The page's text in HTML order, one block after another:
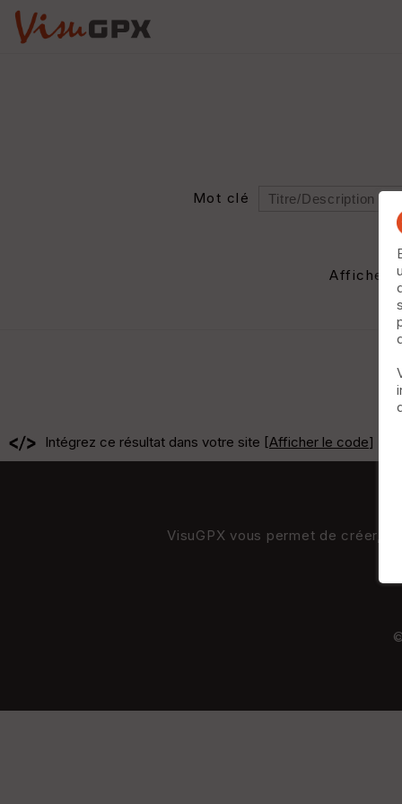
Mot clé
Auteur
Afficher
Intégrez ce résultat dans votre site [Afficher le code]
VisuGPX vous permet de créer,